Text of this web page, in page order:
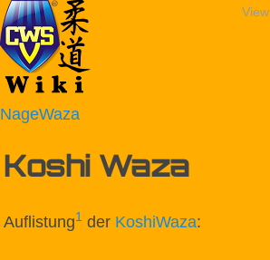
View
NageWaza
Koshi Waza
Auflistung1 der KoshiWaza: